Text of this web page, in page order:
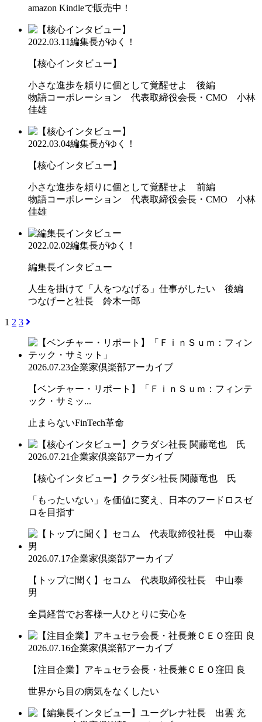
amazon Kindleで販売中！
2022.03.11編集長がゆく！
【核心インタビュー】
小さな進歩を頼りに個として覚醒せよ 後編
物語コーポレーション 代表取締役会長・CMO 小林
佳雄
2022.03.04編集長がゆく！
【核心インタビュー】
小さな進歩を頼りに個として覚醒せよ 前編
物語コーポレーション 代表取締役会長・CMO 小林
佳雄
2022.02.02編集長がゆく！
編集長インタビュー
人生を掛けて「人をつなげる」仕事がしたい 後編
つなげーと社長 鈴木一郎
1 2 3
2026.07.23企業家倶楽部アーカイブ
【ベンチャー・リポート】「ＦｉｎＳｕｍ：フィンテ
ック・サミッ...
止まらないFinTech革命
2026.07.21企業家倶楽部アーカイブ
【核心インタビュー】クラダシ社長 関藤竜也 氏
「もったいない」を価値に変え、日本のフードロスゼ
ロを目指す
2026.07.17企業家倶楽部アーカイブ
【トップに聞く】セコム 代表取締役社長 中山泰
男
全員経営でお客様一人ひとりに安心を
2026.07.16企業家倶楽部アーカイブ
【注目企業】アキュセラ会長・社長兼ＣＥＯ窪田 良
世界から目の病気をなくしたい